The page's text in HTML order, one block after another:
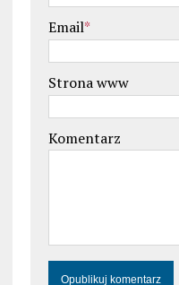
Email*
Strona www
Komentarz